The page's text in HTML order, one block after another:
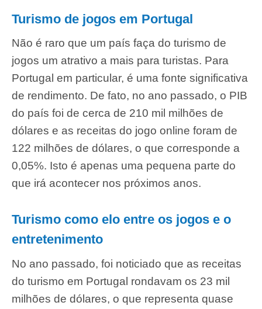
Turismo de jogos em Portugal
Não é raro que um país faça do turismo de
jogos um atrativo a mais para turistas. Para
Portugal em particular, é uma fonte significativa
de rendimento. De fato, no ano passado, o PIB
do país foi de cerca de 210 mil milhões de
dólares e as receitas do jogo online foram de
122 milhões de dólares, o que corresponde a
0,05%. Isto é apenas uma pequena parte do
que irá acontecer nos próximos anos.
Turismo como elo entre os jogos e o
entretenimento
No ano passado, foi noticiado que as receitas
do turismo em Portugal rondavam os 23 mil
milhões de dólares, o que representa quase